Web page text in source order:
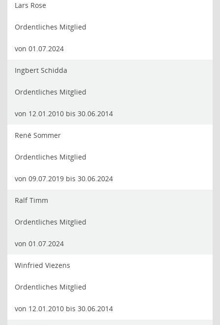
Lars Rose
Ordentliches Mitglied
von 01.07.2024
Ingbert Schidda
Ordentliches Mitglied
von 12.01.2010 bis 30.06.2014
René Sommer
Ordentliches Mitglied
von 09.07.2019 bis 30.06.2024
Ralf Timm
Ordentliches Mitglied
von 01.07.2024
Winfried Viezens
Ordentliches Mitglied
von 12.01.2010 bis 30.06.2014